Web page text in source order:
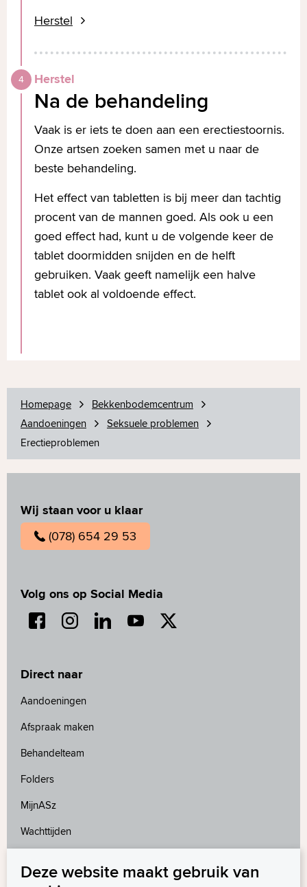
Herstel
Herstel
Na de behandeling
Vaak is er iets te doen aan een erectiestoornis.
Onze artsen zoeken samen met u naar de
beste behandeling.
Het effect van tabletten is bij meer dan tachtig
procent van de mannen goed. Als ook u een
goed effect had, kunt u de volgende keer de
tablet doormidden snijden en de helft
gebruiken. Vaak geeft namelijk een halve
tablet ook al voldoende effect.
Homepage
Bekkenbodemcentrum
Aandoeningen
Seksuele problemen
Erectieproblemen
Wij staan voor u klaar
(078) 654 29 53
Volg ons op Social Media
Direct naar
Aandoeningen
Afspraak maken
Behandelteam
Folders
MijnASz
Wachttijden
Meer weten?
Deze website maakt gebruik van